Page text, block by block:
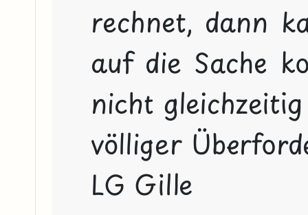
rechnet, dann
auf die Sache
nicht
völliger
LG Gille